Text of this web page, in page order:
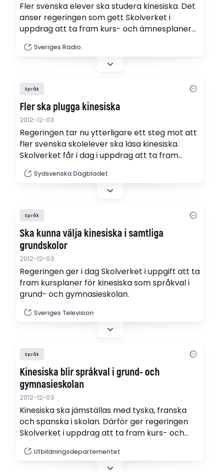
Fler svenska elever ska studera kinesiska. Det
anser regeringen som gett Skolverket i
uppdrag att ta fram kurs- och ämnesplaner
Sveriges Radio
Språk
Fler ska plugga kinesiska
2012-12-03
Regeringen tar nu ytterligare ett steg mot att
fler svenska skolelever ska läsa kinesiska.
Skolverket får i dag i uppdrag att ta fram
grund- och gymnasieskolan.
Sydsvenska Dagbladet
Språk
Ska kunna välja kinesiska i samtliga
grundskolor
2012-12-03
Regeringen ger i dag Skolverket i uppgift att ta
fram kursplaner för kinesiska som språkval i
grund- och gymnasieskolan.
Sveriges Television
Språk
Kinesiska blir språkval i grund- och
gymnasieskolan
2012-12-03
Kinesiska ska jämställas med tyska, franska
och spanska i skolan. Därför ger regeringen
Skolverket i uppdrag att ta fram kurs- och
Utbildningsdepartementet